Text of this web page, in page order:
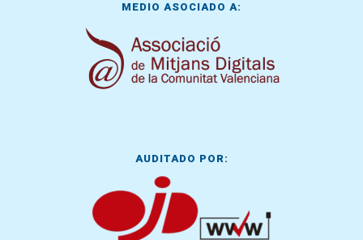
MEDIO ASOCIADO A:
AUDITADO POR: